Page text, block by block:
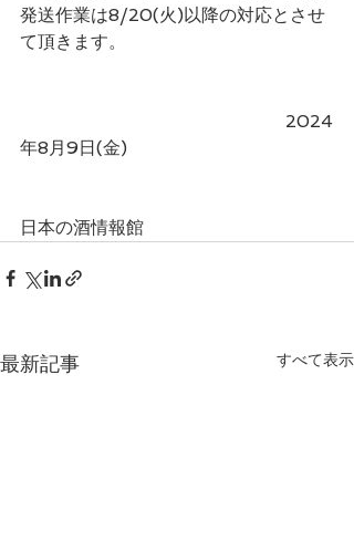
発送作業は8/20(火)以降の対応とさせ
て頂きます。
2024
年8月9日(金)
日本の酒情報館
最新記事 すべて表示